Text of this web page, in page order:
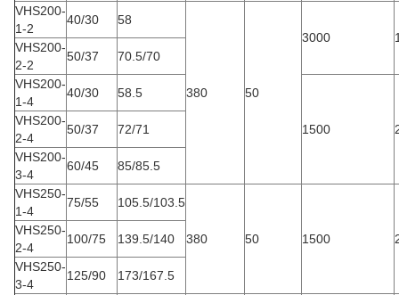
VHS200-
1-2
40/30 58
380 50
3000
VHS200-
2-2
50/37
70.5/70
VHS200-
1-4
40/30 58.5
1500
VHS200-
2-4
50/37
72/71
VHS200-
3-4
60/45
85/85.5
VHS250-
1-4
75/55 105.5/103.5
380 50 1500
VHS250-
2-4
100/75
139.5/140
VHS250-
3-4
125/90
173/167.5